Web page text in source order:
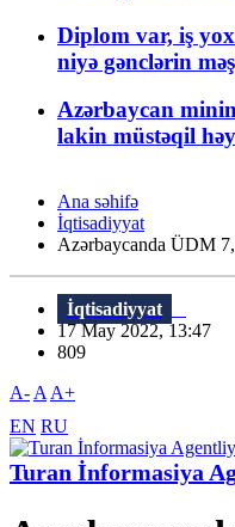
Diplom var, iş
niyə gənclərin
Azərbaycan
lakin müstəqil
Ana səhifə
İqtisadiyyat
Azərbaycanda ÜDM
İqtisadiyyat
17 May 2022, 13:47
809
A- A A+
EN RU
Turan İnformasiya